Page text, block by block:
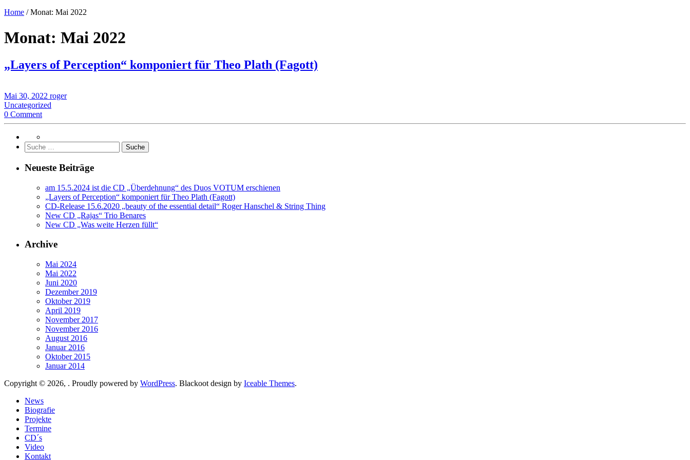
Home /Monat: Mai 2022
Monat: Mai 2022
„Layers of Perception“ komponiert für Theo Plath (Fagott)
Mai 30, 2022 roger
Uncategorized
0 Comment
Suche
nach:
Neueste Beiträge
am 15.5.2024 ist die CD „Überdehnung“ des Duos VOTUM erschienen
„Layers of Perception“ komponiert für Theo Plath (Fagott)
CD-Release 15.6.2020 „beauty of the essential detail“ Roger Hanschel & String Thing
New CD „Rajas“ Trio Benares
New CD „Was weite Herzen füllt“
Archive
Mai 2024
Mai 2022
Juni 2020
Dezember 2019
Oktober 2019
April 2019
November 2017
November 2016
August 2016
Januar 2016
Oktober 2015
Januar 2014
Copyright © 2026, . Proudly powered by WordPress. Blackoot design by Iceable Themes.
News
Biografie
Projekte
Termine
CD´s
Video
Kontakt